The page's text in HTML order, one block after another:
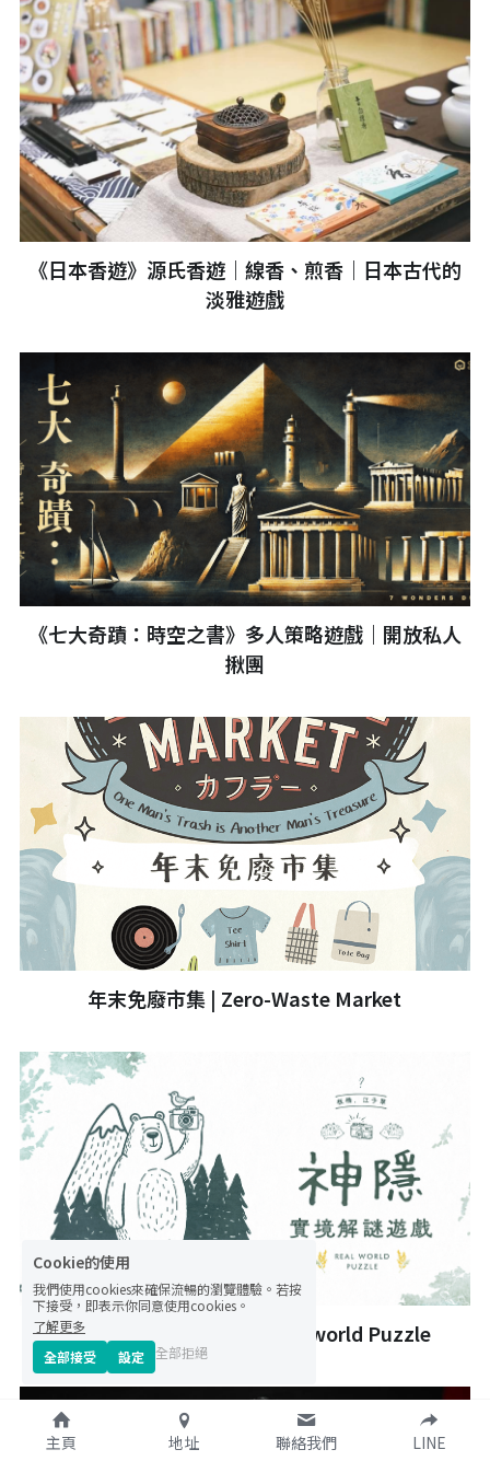
《日本香遊》源氏香遊｜線香、煎香｜日本古代的
淡雅遊戲
《七大奇蹟：時空之書》多人策略遊戲｜開放私人
揪團
年末免廢市集 | Zero-Waste Market
《神隱》 實境解謎遊戲 Real world Puzzle
主頁 地址 聯絡我們 LINE
Cookie的使用
我們使用cookies來確保流暢的瀏覽體驗。若按
下接受，即表示你同意使用cookies。
了解更多
全部接受
設定 全部拒絕